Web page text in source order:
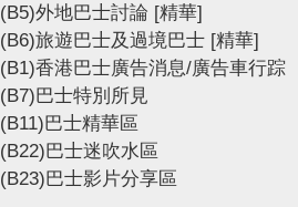
(B5)外地巴士討論 [精華]
(B6)旅遊巴士及過境巴士 [精華]
(B1)香港巴士廣告消息/廣告車行踪
(B7)巴士特別所見
(B11)巴士精華區
(B22)巴士迷吹水區
(B23)巴士影片分享區